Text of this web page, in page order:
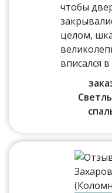
чтобы
целом,
вписался